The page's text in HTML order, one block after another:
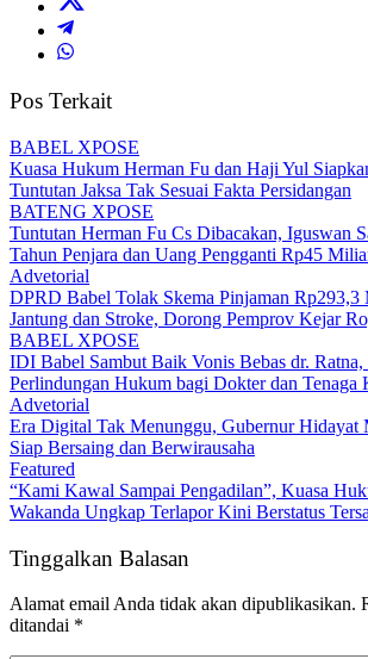
Pos Terkait
BABEL XPOSE
Kuasa Hukum Herman Fu dan Haji Yul
Tuntutan Jaksa Tak Sesuai Fakta Persidangan
BATENG XPOSE
Tuntutan Herman Fu Cs Dibacakan, Iguswan
Tahun Penjara dan Uang Pengganti Rp45
Advetorial
DPRD Babel Tolak Skema Pinjaman Rp293,3
Jantung dan Stroke, Dorong Pemprov Kejar
BABEL XPOSE
IDI Babel Sambut Baik Vonis Bebas dr. Ratna,
Perlindungan Hukum bagi Dokter dan Tenaga
Advetorial
Era Digital Tak Menunggu, Gubernur
Siap Bersaing dan Berwirausaha
Featured
“Kami Kawal Sampai Pengadilan”, Kuasa
Wakanda Ungkap Terlapor Kini Berstatus
Tinggalkan Balasan
Alamat email Anda tidak akan dipublikasikan.
ditandai *